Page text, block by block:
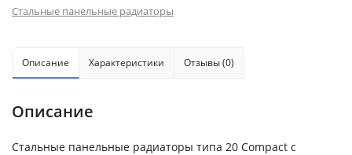
Стальные панельные радиаторы
Описание Характеристики Отзывы (0)
Описание
Стальные панельные радиаторы типа 20 Compact с